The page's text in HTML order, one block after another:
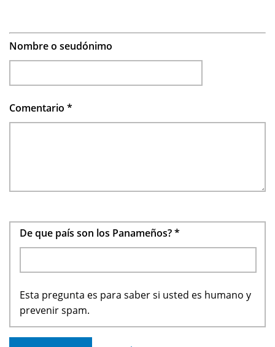
Nombre o seudónimo
Comentario *
De que país son los Panameños?*
Esta pregunta es para saber si usted es humano y
prevenir spam.